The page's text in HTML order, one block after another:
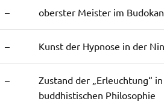
– oberster Meister im Budokan
– Kunst der Hypnose in der
–
Zustand der „Erleuchtung“
buddhistischen Philosophie